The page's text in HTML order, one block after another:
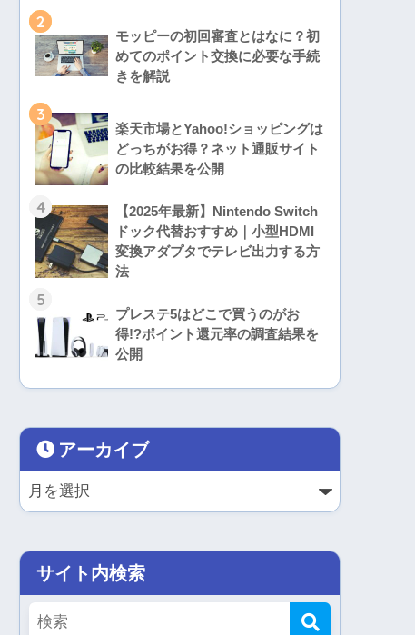
2
モッピーの初回審査とはなに？初
めてのポイント交換に必要な手続
きを解説
3
楽天市場とYahoo!ショッピングは
どっちがお得？ネット通販サイト
の比較結果を公開
4
【2025年最新】Nintendo Switch
ドック代替おすすめ｜小型HDMI
変換アダプタでテレビ出力する方
法
5
プレステ5はどこで買うのがお
得!?ポイント還元率の調査結果を
公開
アーカイブ
サイト内検索